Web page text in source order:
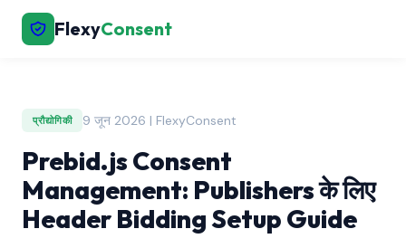
FlexyConsent
प्रौद्योगिकी 9 जून 2026 | FlexyConsent
Prebid.js Consent
Management: Publishers के लिए
Header Bidding Setup Guide